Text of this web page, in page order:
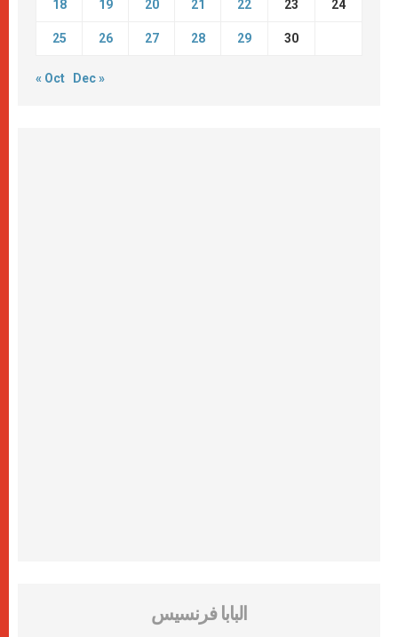
18 19 20 21 22 23 24
25 26 27 28 29 30
« Oct Dec »
البابا فرنسيس